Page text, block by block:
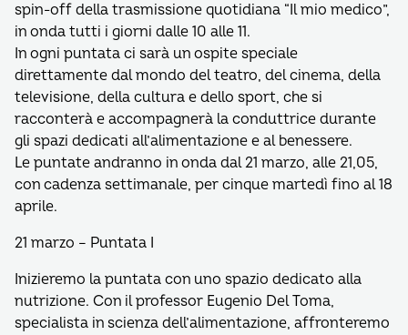
spin-off della trasmissione quotidiana “Il mio medico”,
in onda tutti i giorni dalle 10 alle 11.
In ogni puntata ci sarà un ospite speciale
direttamente dal mondo del teatro, del cinema, della
televisione, della cultura e dello sport, che si
racconterà e accompagnerà la conduttrice durante
gli spazi dedicati all’alimentazione e al benessere.
Le puntate andranno in onda dal 21 marzo, alle 21,05,
con cadenza settimanale, per cinque martedì fino al 18
aprile.
21 marzo – Puntata I
Inizieremo la puntata con uno spazio dedicato alla
nutrizione. Con il professor Eugenio Del Toma,
specialista in scienza dell’alimentazione, affronteremo